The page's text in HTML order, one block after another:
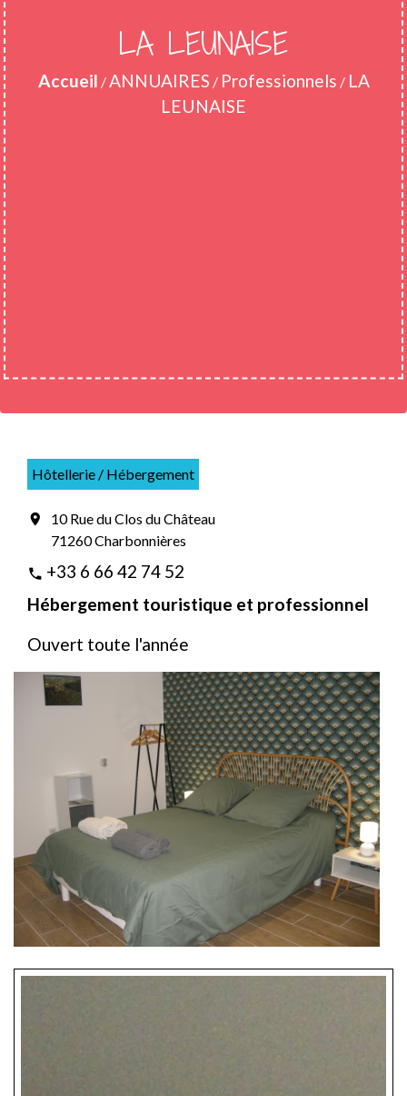
LA LEUNAISE
Accueil /ANNUAIRES / Professionnels / LA
LEUNAISE
Hôtellerie / Hébergement
location_on
10 Rue du Clos du Château
71260 Charbonnières
phone +33 6 66 42 74 52
Hébergement touristique et professionnel
Ouvert toute l'année